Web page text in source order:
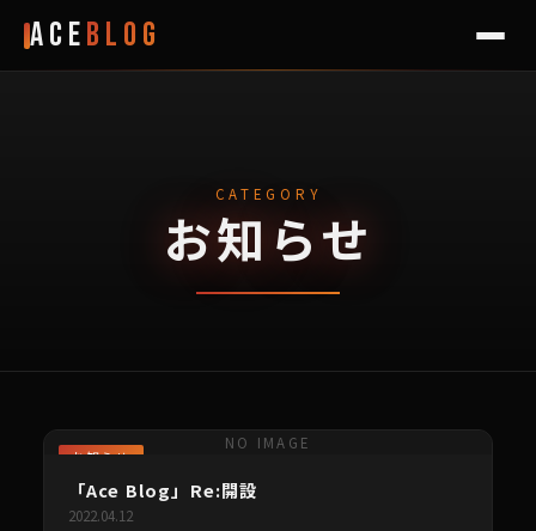
AceBlog
CATEGORY
お知らせ
NO IMAGE
お知らせ
「Ace Blog」Re:開設
2022.04.12